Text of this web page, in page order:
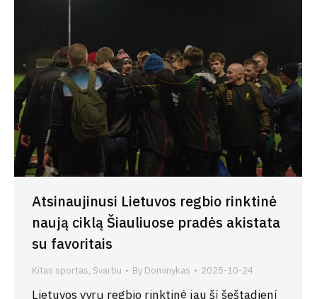
Atsinaujinusi Lietuvos regbio rinktinė
naują ciklą Šiauliuose pradės akistata
su favoritais
Kitas sportas, Svarbu By Dominykas 2025-10-24
Lietuvos vyrų regbio rinktinė jau šį šeštadienį